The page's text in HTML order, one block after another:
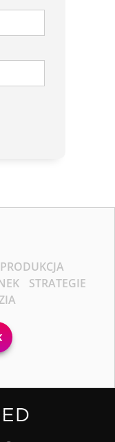
PRODUKCJA
STRATEGIE